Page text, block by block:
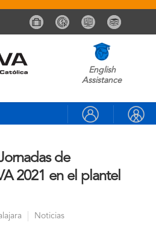
English
Assistance
de
2021 en el plantel
Noticias